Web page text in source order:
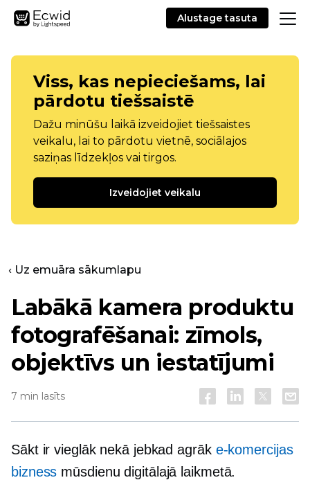
Alustage tasuta
Viss, kas nepieciešams, lai
pārdotu tiešsaistē
Dažu minūšu laikā izveidojiet tiešsaistes
veikalu, lai to pārdotu vietnē, sociālajos
saziņas līdzekļos vai tirgos.
Izveidojiet veikalu
‹ Uz emuāra sākumlapu
Labākā kamera produktu
fotografēšanai: zīmols,
objektīvs un iestatījumi
7 min lasīts
Sākt ir vieglāk nekā jebkad agrāk e-komercijas
bizness mūsdienu digitālajā laikmetā.